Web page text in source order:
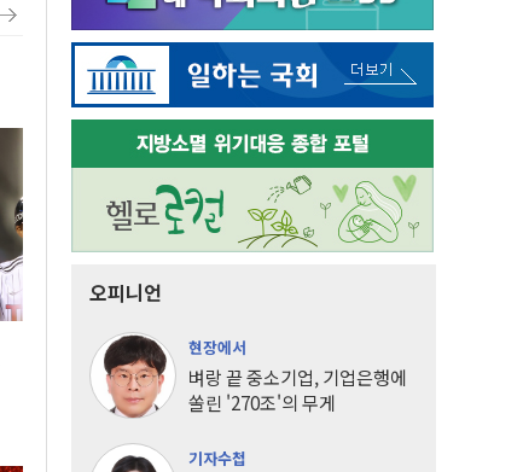
오피니언
현장에서
벼랑 끝 중소기업, 기업은행에
쏠린 '270조'의 무게
기자수첩